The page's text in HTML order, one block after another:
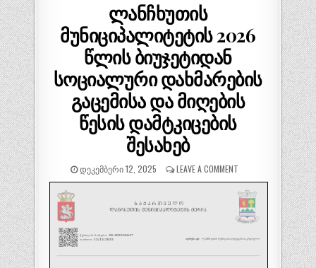
ლანჩხუთის
მუნიციპალიტეტის 2026
წლის ბიუჯეტიდან
სოციალური დახმარების
გაცემისა და მიღების
წესის დამტკიცების
შესახებ
ᲓᲔᲙᲔᲛᲑᲔᲠᲘ 12, 2025 LEAVE A COMMENT